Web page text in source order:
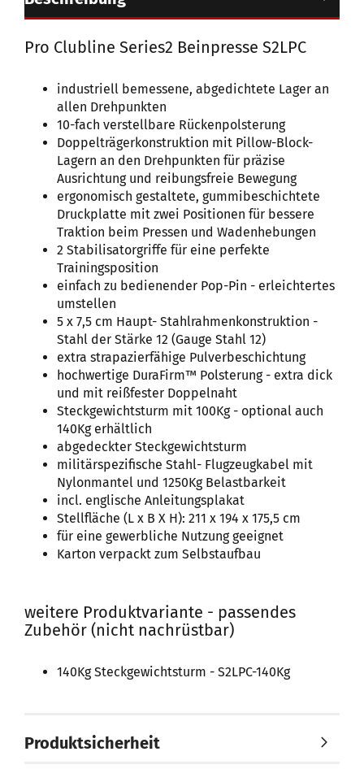
Pro Clubline Series2 Beinpresse S2LPC
industriell bemessene, abgedichtete Lager an
allen Drehpunkten
10-fach verstellbare Rückenpolsterung
Doppelträgerkonstruktion mit Pillow-Block-
Lagern an den Drehpunkten für präzise
Ausrichtung und reibungsfreie Bewegung
ergonomisch gestaltete, gummibeschichtete
Druckplatte mit zwei Positionen für bessere
Traktion beim Pressen und Wadenhebungen
2 Stabilisatorgriffe für eine perfekte
Trainingsposition
einfach zu bedienender Pop-Pin - erleichtertes
umstellen
5 x 7,5 cm Haupt- Stahlrahmenkonstruktion -
Stahl der Stärke 12 (Gauge Stahl 12)
extra strapazierfähige Pulverbeschichtung
hochwertige DuraFirm™ Polsterung - extra dick
und mit reißfester Doppelnaht
Steckgewichtsturm mit 100Kg - optional auch
140Kg erhältlich
abgedeckter Steckgewichtsturm
militärspezifische Stahl- Flugzeugkabel mit
Nylonmantel und 1250Kg Belastbarkeit
incl. englische Anleitungsplakat
Stellfläche (L x B X H): 211 x 194 x 175,5 cm
für eine gewerbliche Nutzung geeignet
Karton verpackt zum Selbstaufbau
weitere Produktvariante - passendes
Zubehör (nicht nachrüstbar)
140Kg Steckgewichtsturm - S2LPC-140Kg
Produktsicherheit